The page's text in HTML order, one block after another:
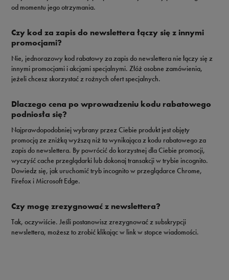
od momentu jego otrzymania.
Czy kod za zapis do newslettera łączy się z innymi
promocjami?
Nie, jednorazowy kod rabatowy za zapis do newslettera nie łączy się z
innymi promocjami i akcjami specjalnymi. Złóż osobne zamówienia,
jeżeli chcesz skorzystać z rożnych ofert specjalnych.
Dlaczego cena po wprowadzeniu kodu rabatowego
podniosła się?
Najprawdopodobniej wybrany przez Ciebie produkt jest objęty
promocją ze zniżką wyższą niż ta wynikająca z kodu rabatowego za
zapis do newslettera. By powrócić do korzystnej dla Ciebie promocji,
wyczyść cache przeglądarki lub dokonaj transakcji w trybie incognito.
Dowiedz się, jak uruchomić tryb incognito w przeglądarce Chrome,
Firefox i Microsoft Edge.
Czy mogę zrezygnować z newslettera?
Tak, oczywiście. Jeśli postanowisz zrezygnować z subskrypcji
newslettera, możesz to zrobić klikając w link w stopce wiadomości.